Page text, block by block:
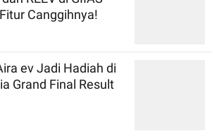
Canggihnya!
ev Jadi Hadiah di
Grand Final Result